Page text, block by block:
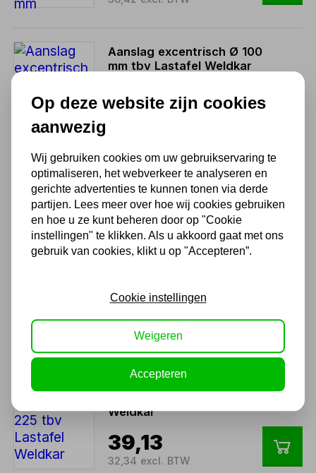
Aanslag excentrisch Ø 100
mm tbv Lastafel Weldkar
27,52
22,74 excl. BTW
Gradenboog tbv Lastafel
Weldkar
72,29
59,74 excl. BTW
Weldkar
35,03
28,95 excl. BTW
Weldkar
39,13
32,34 excl. BTW
Op deze website zijn cookies
aanwezig
Wij gebruiken cookies om uw gebruikservaring te
optimaliseren, het webverkeer te analyseren en
gerichte advertenties te kunnen tonen via derde
partijen. Lees meer over hoe wij cookies gebruiken
en hoe u ze kunt beheren door op "Cookie
instellingen" te klikken. Als u akkoord gaat met ons
gebruik van cookies, klikt u op "Accepteren”.
Cookie instellingen
Weigeren
Accepteren